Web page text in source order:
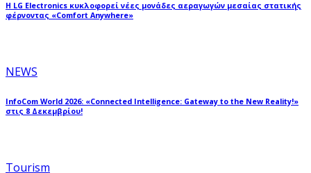
Η LG Electronics κυκλοφορεί νέες μονάδες αεραγωγών μεσαίας στατικής
φέρνοντας «Comfort Anywhere»
NEWS
InfoCom World 2026: «Connected Intelligence: Gateway to the New Reality!»
στις 8 Δεκεμβρίου!
Tourism